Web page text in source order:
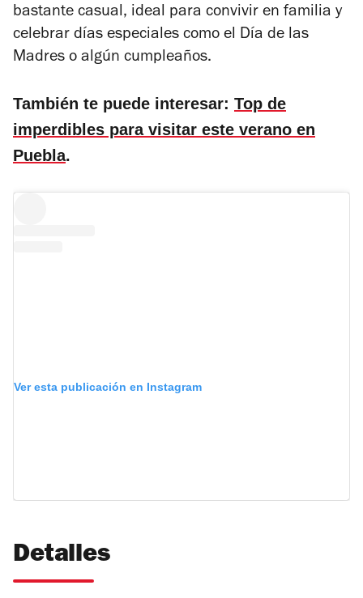
bastante casual, ideal para convivir en familia y
celebrar días especiales como el Día de las
Madres o algún cumpleaños.
También te puede interesar: Top de
imperdibles para visitar este verano en
Puebla.
Ver esta publicación en Instagram
Detalles